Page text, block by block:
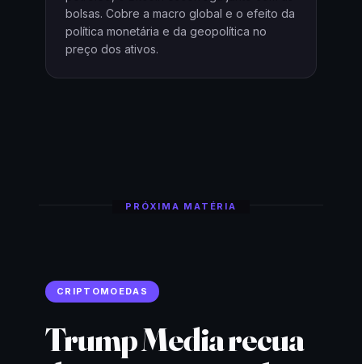
bolsas. Cobre a macro global e o efeito da
política monetária e da geopolítica no
preço dos ativos.
PRÓXIMA MATÉRIA
CRIPTOMOEDAS
Trump Media recua